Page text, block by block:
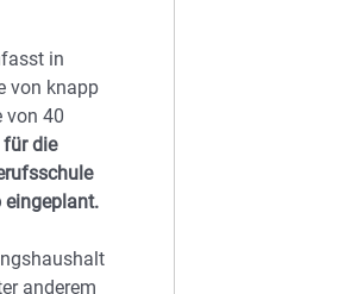
in
von knapp
von 40
für die
eingeplant.
anderem